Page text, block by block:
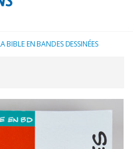
BIBLE EN BANDES DESSINÉES